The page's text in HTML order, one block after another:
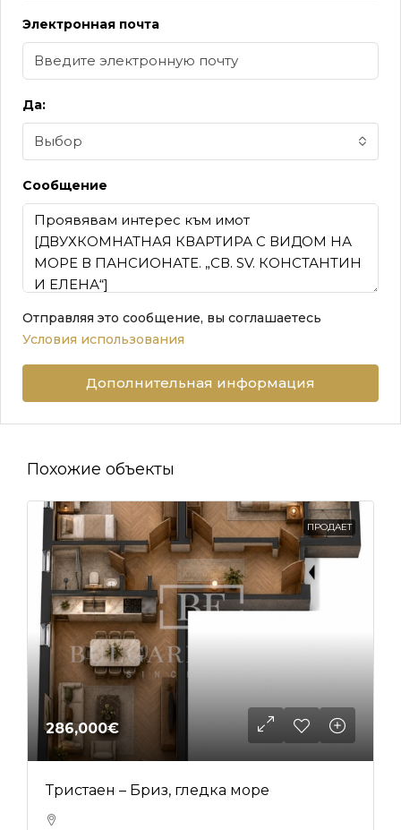
Электронная почта
Да:
Выбор
Сообщение
Отправляя это сообщение, вы соглашаетесь
Условия использования
Дополнительная информация
Похожие объекты
ПРОДАЕТ
286,000€
Тристаен – Бриз, гледка море